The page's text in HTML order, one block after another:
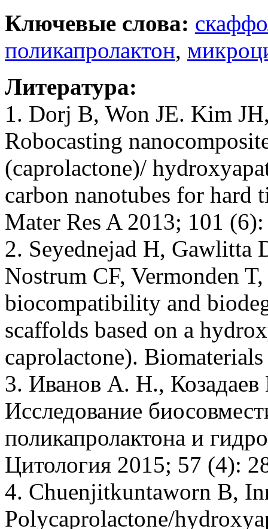
Ключевые слова:
поликапролактон,
Литература:
1. Dorj В, Won JE. Kim
Robocasting
(caprolactone)/
carbon nanotubes for hard
Mater Res A 2013; 101
2. Seyednejad H, Gawlitta
Nostrum CF, Vermonden
biocompatibility and
scaffolds based on a
caprolactone).
3. Иванов A. H.,
Исследование
поликапролактона и
Цитология 2015; 57 (4):
4. Chuenjitkuntaworn В,
Polycaprolactone/